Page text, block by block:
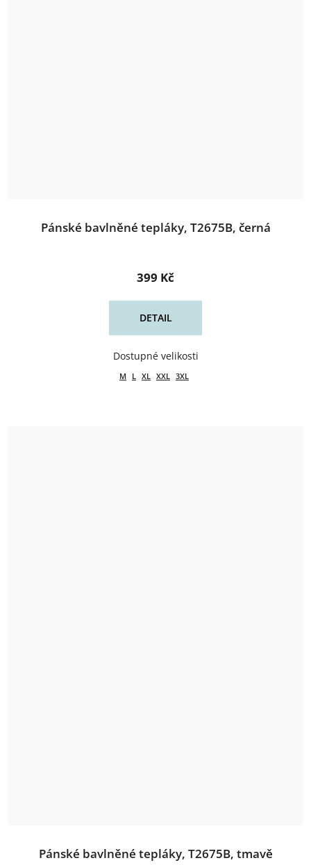
Pánské bavlněné tepláky, T2675B, černá
399 Kč
DETAIL
M L XL XXL 3XL
Pánské bavlněné tepláky, T2675B, tmavě